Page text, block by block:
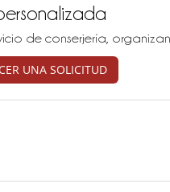
de conserjería,
UNA SOLICITUD